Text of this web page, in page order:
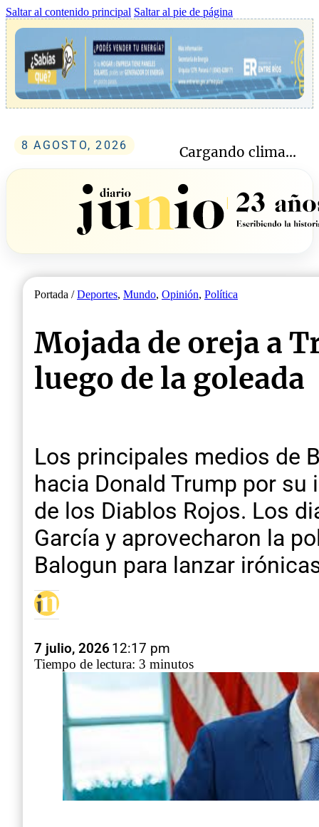
Saltar al contenido principal Saltar al pie de página
8 AGOSTO, 2026 Cargando clima...
Portada /Deportes, Mundo, Opinión, Política
Mojada de oreja a
luego de la goleada
Los principales medios de
hacia Donald Trump por
de los Diablos Rojos. Los
García y aprovecharon la
Balogun para lanzar
7 julio, 202612:17 pm
Tiempo de lectura: 3 minutos